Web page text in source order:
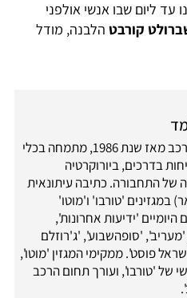
עד ליום שבו אנשי אולפני
קורבט הלבנה, מודל
עיתונאי רכב מאז שנת 1986, מתמחה בכלי
בדרכים, ביורוקרטיה
של התחבורה. כתיבה עיתונאית
במגזינים 'טורבו' ו'מוטו'
היומיים 'ידיעות אחרונות',
'סופהשבוע', 'ג'רוזלם
פוסט'. ממקימי המגזין 'מוטו',
של 'טורבו', ועורך תחום הרכב